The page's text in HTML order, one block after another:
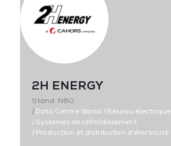
Data & AI Leaders Summit
Data Centre World
2H ENERGY
Stand: N80
|Data Centre World |Réseau électrique
|Systemes de refroidissement
|Production et distribution d’électricité